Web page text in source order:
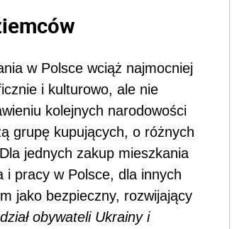
w Polsce wciąż najmocniej
i kulturowo, ale nie
kolejnych narodowości
grupę kupujących, o różnych
jednych zakup mieszkania
i pracy w Polsce, dla innych
jako bezpieczny, rozwijający
obywateli Ukrainy i